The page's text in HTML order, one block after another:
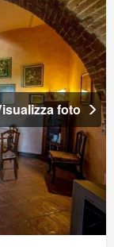
foto